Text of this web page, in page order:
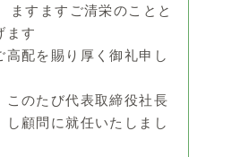
すますご清栄のことと
ます
高配を賜り厚く御礼申し
のたび代表取締役社長
し顧問に就任いたしまし